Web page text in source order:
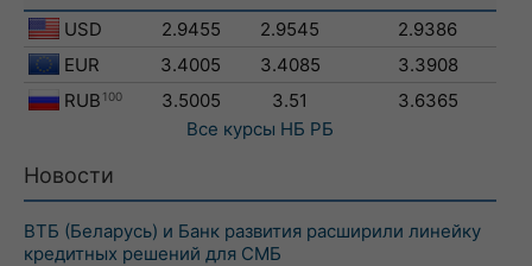
USD 2.9455 2.9545
2.9386
EUR
3.4005 3.4085
3.3908
RUB 100 3.5005 3.51
3.6365
Все курсы НБ РБ
Новости
ВТБ (Беларусь) и Банк развития расширили линейку
кредитных решений для СМБ